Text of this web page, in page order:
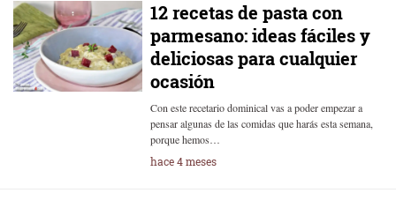
12 recetas de pasta con
parmesano: ideas fáciles y
deliciosas para cualquier
ocasión
Con este recetario dominical vas a poder empezar a
pensar algunas de las comidas que harás esta semana,
porque hemos…
hace 4 meses